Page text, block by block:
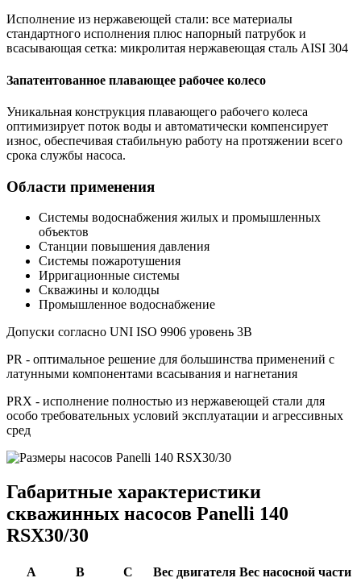
Исполнение из нержавеющей стали: все материалы
стандартного исполнения плюс напорный патрубок и
всасывающая сетка: микролитая нержавеющая сталь AISI 304
Запатентованное плавающее рабочее колесо
Уникальная конструкция плавающего рабочего колеса
оптимизирует поток воды и автоматически компенсирует
износ, обеспечивая стабильную работу на протяжении всего
срока службы насоса.
Области применения
Системы водоснабжения жилых и промышленных
объектов
Станции повышения давления
Системы пожаротушения
Ирригационные системы
Скважины и колодцы
Промышленное водоснабжение
Допуски согласно UNI ISO 9906 уровень 3B
PR - оптимальное решение для большинства применений с
латунными компонентами всасывания и нагнетания
PRX - исполнение полностью из нержавеющей стали для
особо требовательных условий эксплуатации и агрессивных
сред
Габаритные характеристики
скважинных насосов Panelli 140
RSX30/30
A B C Вес двигателя Вес насосной части